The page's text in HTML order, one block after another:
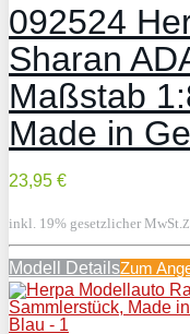
092524
Sharan
Maßstab
Made in
23,95 €
inkl. 19% gesetzlicher MwSt.
Modell DetailsZum